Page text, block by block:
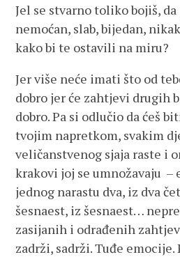
Jel se stvarno toliko bojiš, da
nemoćan, slab, bijedan,
kako bi te ostavili na miru?
Jer više neće imati što od
dobro jer će zahtjevi drugih
dobro. Pa si odlučio da ćeš
tvojim napretkom, svakim
veličanstvenog sjaja raste i
krakovi joj se umnožavaju –
jednog narastu dva, iz dva
šesnaest, iz šesnaest…
zasijanih i odrađenih
zadrži, sadrži. Tuđe